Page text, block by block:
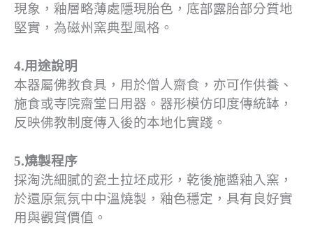
現象，釉層略薄處隱現胎色，底部露胎部分質地
堅實，為磁州窯典型風格。
4.用途說明
本器屬佛教食具，用於僧人齋食，亦可作供養、
施食或寺院齋堂日用器。器形模仿印度傳統缽，
反映佛教制度傳入後的本地化實踐。
5.燒製程序
採淘洗細膩的瓷土拉坯成形，乾後施醬釉入窯，
於還原氣氛中中溫燒製，釉色穩定，具有良好實
用與觀賞價值。